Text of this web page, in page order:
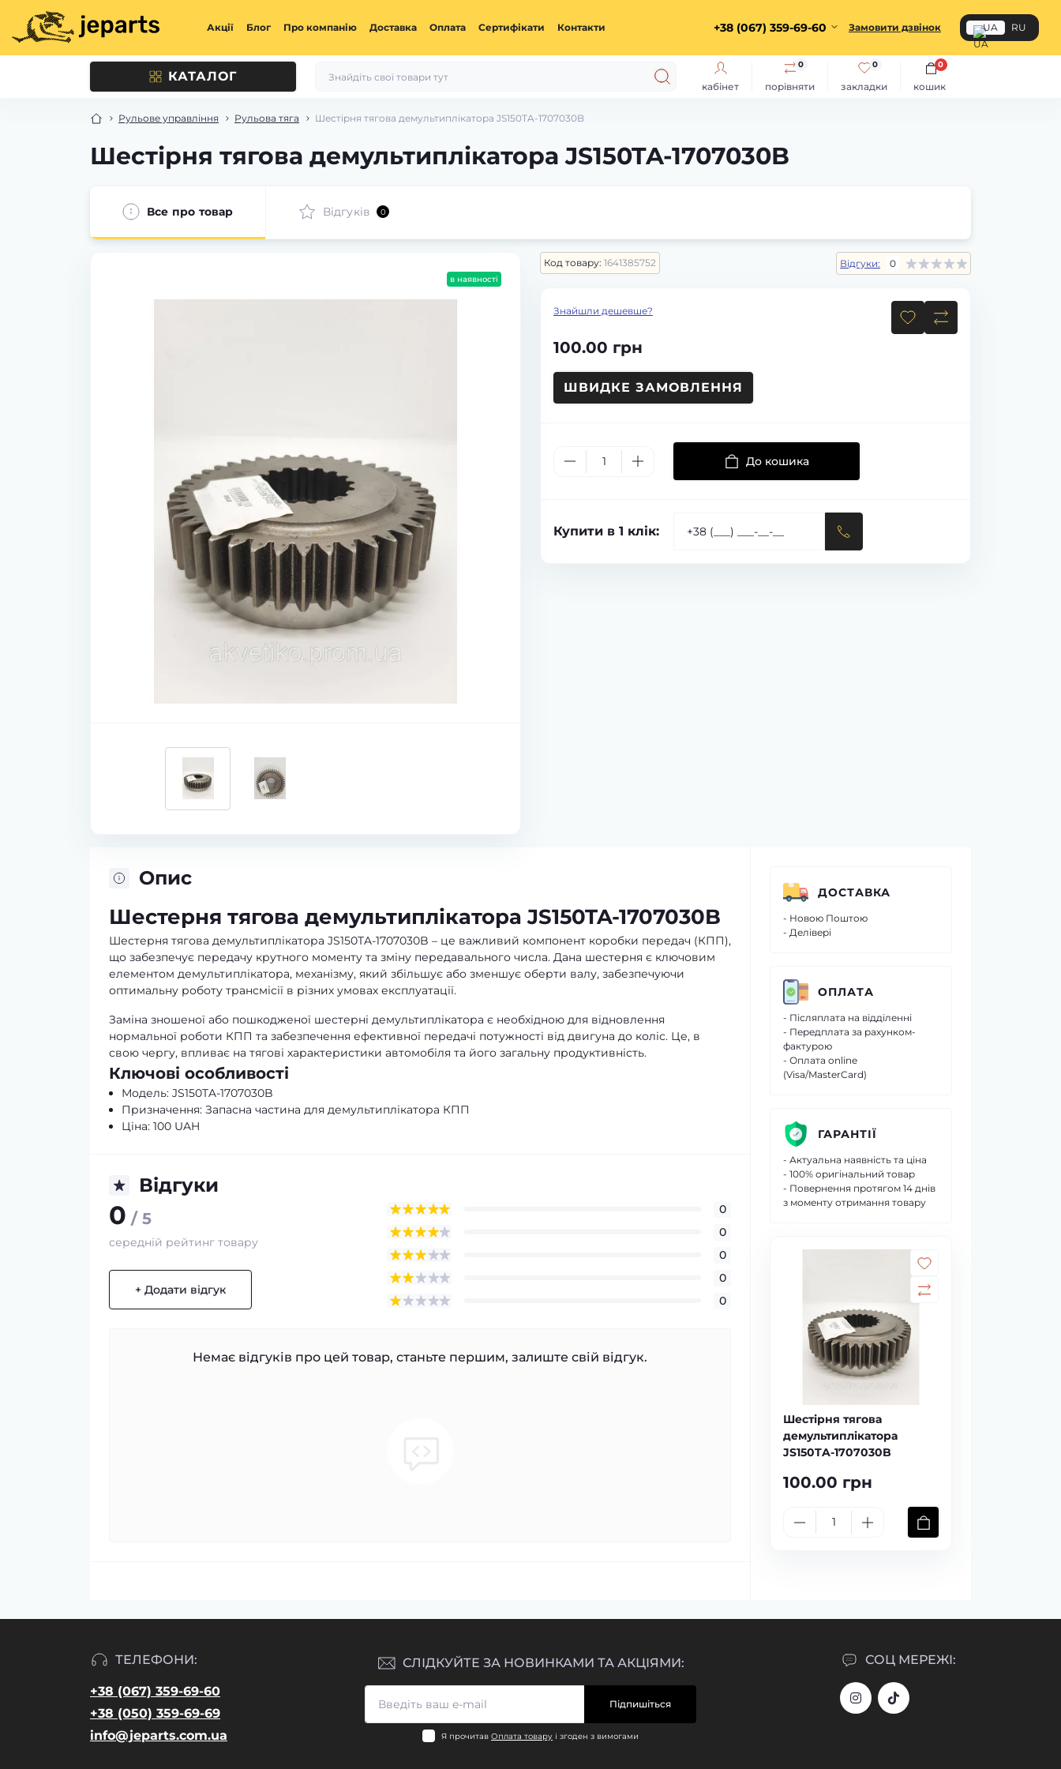
Акції Блог Про компанію Доставка Оплата Сертифікати Контакти +38 (067) 359-69-60 Замовити дзвінок UA RU
КАТАЛОГ
кабінет порівняти
0
закладки
0
кошик
0
Рульове управління Рульова тяга Шестірня тягова демультиплікатора JS150TA-1707030B
Шестірня тягова демультиплікатора JS150TA-1707030B
Все про товар Відгуків 0
в наявності
Код товару: 1641385752 Відгуки: 0
Знайшли дешевше?
100.00 грн
ШВИДКЕ ЗАМОВЛЕННЯ
До кошика
Купити в 1 клік:
Опис
Шестерня тягова демультиплікатора JS150TA-1707030B
Шестерня тягова демультиплікатора JS150TA-1707030B – це важливий компонент коробки передач (КПП),
що забезпечує передачу крутного моменту та зміну передавального числа. Дана шестерня є ключовим
елементом демультиплікатора, механізму, який збільшує або зменшує оберти валу, забезпечуючи
оптимальну роботу трансмісії в різних умовах експлуатації.
Заміна зношеної або пошкодженої шестерні демультиплікатора є необхідною для відновлення
нормальної роботи КПП та забезпечення ефективної передачі потужності від двигуна до коліс. Це, в
свою чергу, впливає на тягові характеристики автомобіля та його загальну продуктивність.
Ключові особливості
Модель: JS150TA-1707030B
Призначення: Запасна частина для демультиплікатора КПП
Ціна: 100 UAH
Відгуки
0 / 5
середній рейтинг товару
+ Додати відгук
0
0
0
0
0
Немає відгуків про цей товар, станьте першим, залиште свій відгук.
ДОСТАВКА
- Новою Поштою
- Делівері
ОПЛАТА
- Післяплата на відділенні
- Передплата за рахунком-
фактурою
- Оплата online
(Visa/MasterCard)
ГАРАНТІЇ
- Актуальна наявність та ціна
- 100% оригінальний товар
- Повернення протягом 14 днів
з моменту отримання товару
Шестірня тягова
демультиплікатора
JS150TA-1707030B
100.00 грн
ТЕЛЕФОНИ:
+38 (067) 359-69-60
+38 (050) 359-69-69
info@jeparts.com.ua
СОЦ МЕРЕЖІ:
СЛІДКУЙТЕ ЗА НОВИНКАМИ ТА АКЦІЯМИ:
Підпишіться
Я прочитав Оплата товару і згоден з вимогами